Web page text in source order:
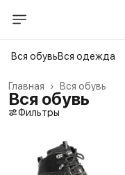
Вся обувьВся одежда
Вся обувь
Главная ›
Вся обувь
Фильтры